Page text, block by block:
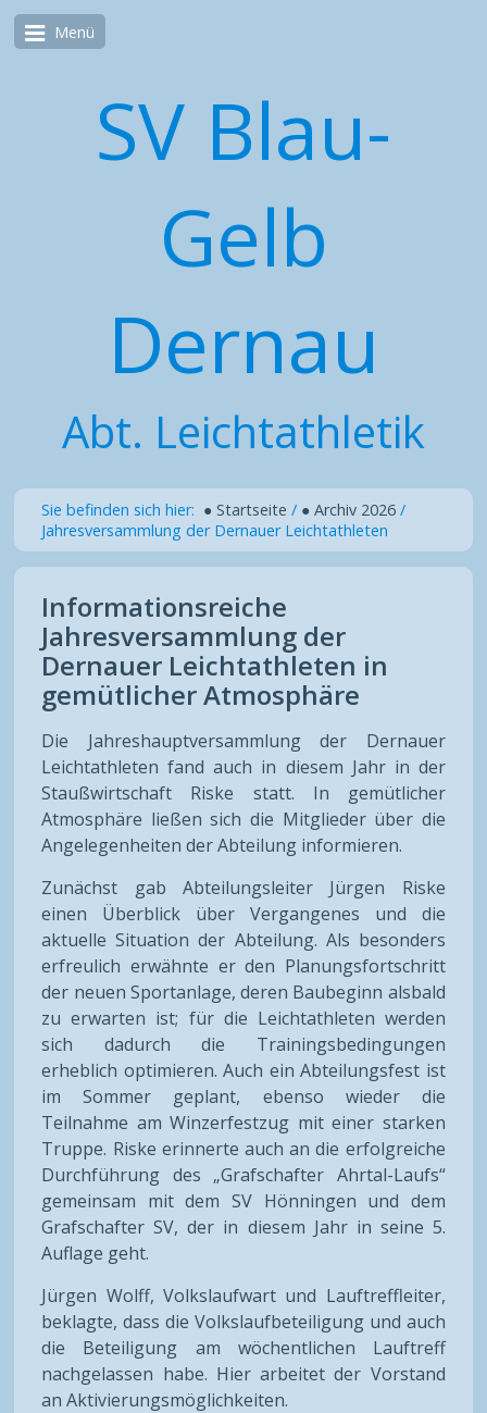
Menü
SV Blau-
Gelb
Dernau
Abt. Leichtathletik
Sie befinden sich hier: ● Startseite / ● Archiv 2026 /
Jahresversammlung der Dernauer Leichtathleten
Informationsreiche
Jahresversammlung der
Dernauer Leichtathleten in
gemütlicher Atmosphäre
Die Jahreshauptversammlung der Dernauer
Leichtathleten fand auch in diesem Jahr in der
Staußwirtschaft Riske statt. In gemütlicher
Atmosphäre ließen sich die Mitglieder über die
Angelegenheiten der Abteilung informieren.
Zunächst gab Abteilungsleiter Jürgen Riske
einen Überblick über Vergangenes und die
aktuelle Situation der Abteilung. Als besonders
erfreulich erwähnte er den Planungsfortschritt
der neuen Sportanlage, deren Baubeginn alsbald
zu erwarten ist; für die Leichtathleten werden
sich dadurch die Trainingsbedingungen
erheblich optimieren. Auch ein Abteilungsfest ist
im Sommer geplant, ebenso wieder die
Teilnahme am Winzerfestzug mit einer starken
Truppe. Riske erinnerte auch an die erfolgreiche
Durchführung des „Grafschafter Ahrtal-Laufs“
gemeinsam mit dem SV Hönningen und dem
Grafschafter SV, der in diesem Jahr in seine 5.
Auflage geht.
Jürgen Wolff, Volkslaufwart und Lauftreffleiter,
beklagte, dass die Volkslaufbeteiligung und auch
die Beteiligung am wöchentlichen Lauftreff
nachgelassen habe. Hier arbeitet der Vorstand
an Aktivierungsmöglichkeiten.